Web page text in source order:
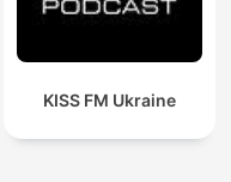
KISS FM Ukraine